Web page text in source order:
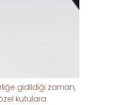
gidildiği zaman,
kutulara